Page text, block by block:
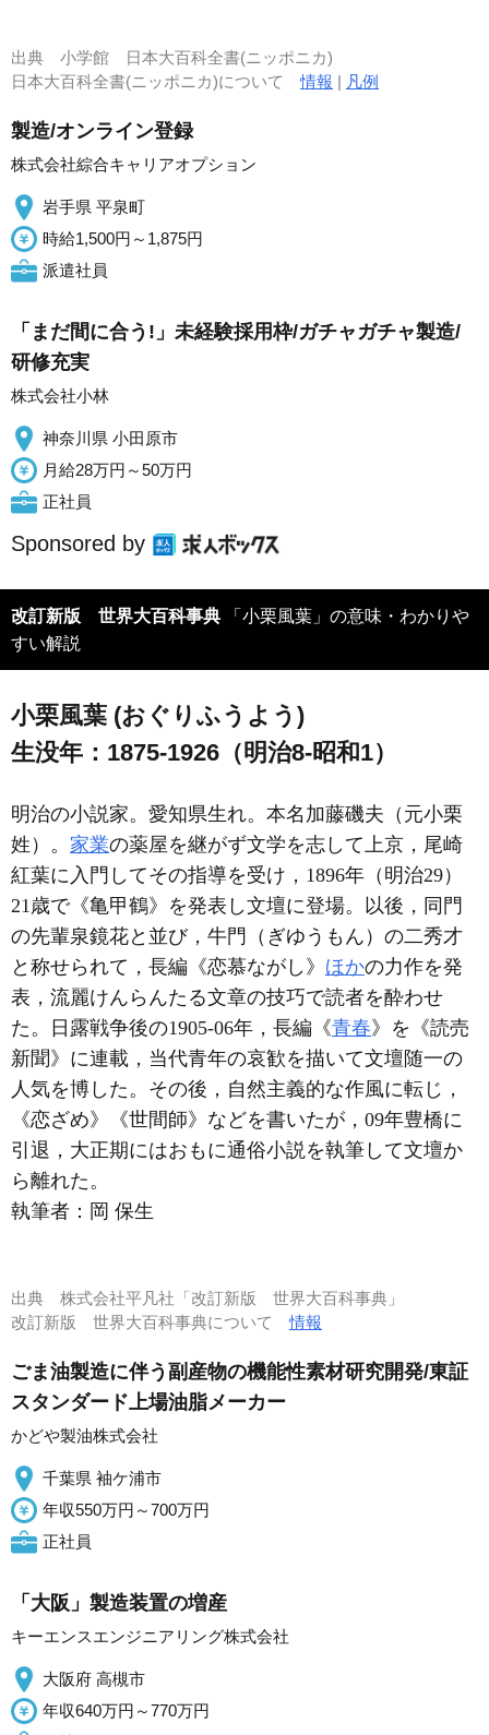
出典 小学館 日本大百科全書(ニッポニカ)
日本大百科全書(ニッポニカ)について情報 | 凡例
製造/オンライン登録
株式会社綜合キャリアオプション
岩手県 平泉町
時給1,500円～1,875円
派遣社員
「まだ間に合う!」未経験採用枠/ガチャガチャ製造/
研修充実
株式会社小林
神奈川県 小田原市
月給28万円～50万円
正社員
Sponsored by
改訂新版 世界大百科事典
すい解説
小栗風葉 (おぐりふうよう)
生没年：1875-1926（明治8-昭和1）
明治の小説家。愛知県生れ。本名加藤磯夫（元小栗
姓）。 家業の薬屋を継がず文学を志して上京，尾崎
紅葉に入門してその指導を受け，1896年（明治29）
21歳で《亀甲鶴》を発表し文壇に登場。以後，同門
の先輩泉鏡花と並び，牛門（ぎゆうもん）の二秀才
と称せられて，長編《恋慕ながし》 ほかの力作を発
表，流麗けんらんたる文章の技巧で読者を酔わせ
た。日露戦争後の1905-06年，長編《青春》を《読売
新聞》に連載，当代青年の哀歓を描いて文壇随一の
人気を博した。その後，自然主義的な作風に転じ，
《恋ざめ》《世間師》などを書いたが，09年豊橋に
引退，大正期にはおもに通俗小説を執筆して文壇か
ら離れた。
執筆者： 岡 保生
出典 株式会社平凡社「改訂新版 世界大百科事典」
改訂新版 世界大百科事典について情報
ごま油製造に伴う副産物の機能性素材研究開発/東証
スタンダード上場油脂メーカー
かどや製油株式会社
千葉県 袖ケ浦市
年収550万円～700万円
正社員
「大阪」製造装置の増産
キーエンスエンジニアリング株式会社
大阪府 高槻市
年収640万円～770万円